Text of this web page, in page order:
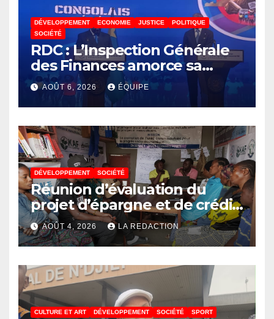
DÉVELOPPEMENT ECONOMIE JUSTICE
POLITIQUE
SOCIÉTÉ
RDC : L’Inspection Générale
des Finances amorce sa
révolution numérique pour
un contrôle permanent des
finances publiques
AOÛT 6, 2026 ÉQUIPE
DÉVELOPPEMENT SOCIÉTÉ
Réunion d’évaluation du
projet d’épargne et de crédit
de JIRANI MSAADA Asbl : des
résultats encourageants et
une expansion annoncée
AOÛT 4, 2026 LA REDACTION
CULTURE ET ART DÉVELOPPEMENT SOCIÉTÉ SPORT